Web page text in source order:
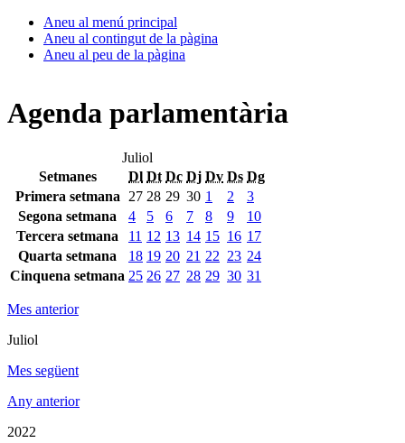
Aneu al menú principal
Aneu al contingut de la pàgina
Aneu al peu de la pàgina
Agenda parlamentària
Juliol
Setmanes
Dl Dt Dc Dj Dv Ds Dg
Primera setmana
27 28 29 30 1 2
3
Segona setmana
4 5 6 7 8 9
10
Tercera setmana
11 12 13 14 15 16 17
Quarta setmana
18 19 20 21 22 23 24
Cinquena setmana 25 26 27 28 29 30 31
Mes anterior
Juliol
Mes següent
Any anterior
2022